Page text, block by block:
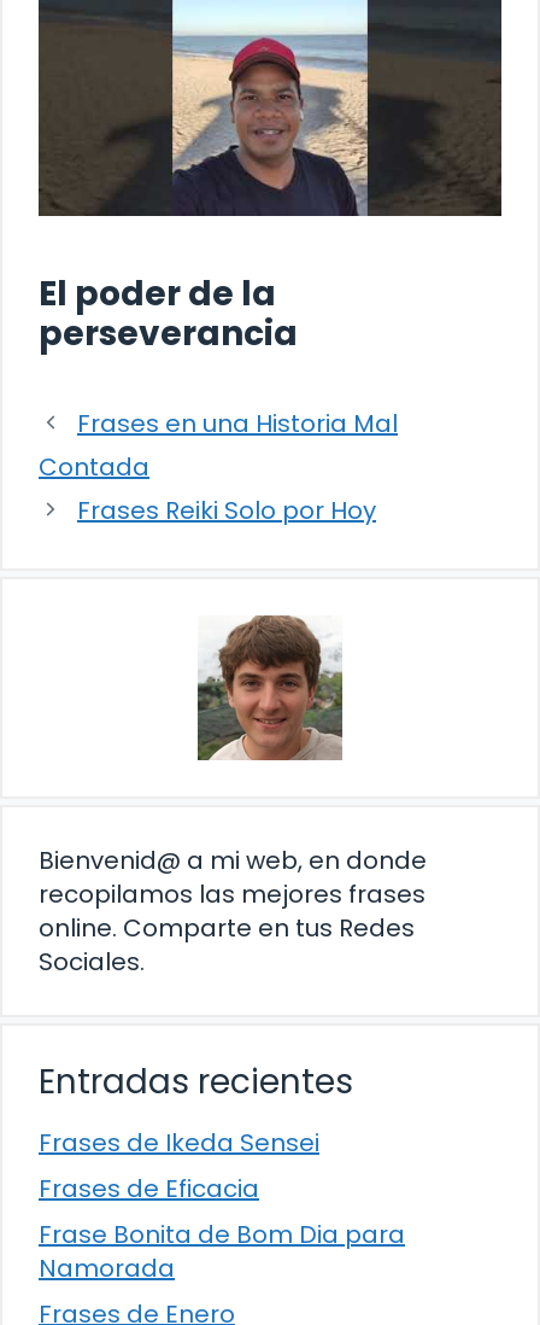
El poder de la
perseverancia
Frases en una Historia Mal
Contada
Frases Reiki Solo por Hoy
Bienvenid@ a mi web, en donde
recopilamos las mejores frases
online. Comparte en tus Redes
Sociales.
Entradas recientes
Frases de Ikeda Sensei
Frases de Eficacia
Frase Bonita de Bom Dia para
Namorada
Frases de Enero